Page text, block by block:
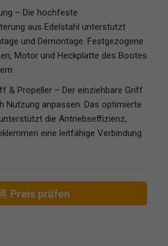
– Die hochfeste
aus Edelstahl unterstützt
und Demontage. Festgezogene
Motor und Heckplatte des Bootes
& Propeller – Der einziehbare Griff
Nutzung anpassen. Das optimierte
die Antriebseffizienz,
eine leitfähige Verbindung
Preis prüfen